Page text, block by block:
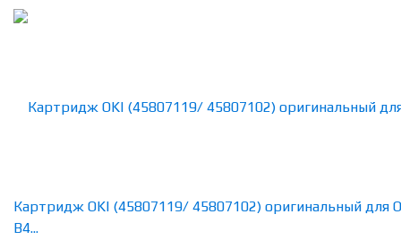
Картридж OKI (45807119/ 45807102) оригинальный для
B4...